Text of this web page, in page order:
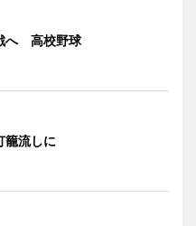
へ 高校野球
籠流しに